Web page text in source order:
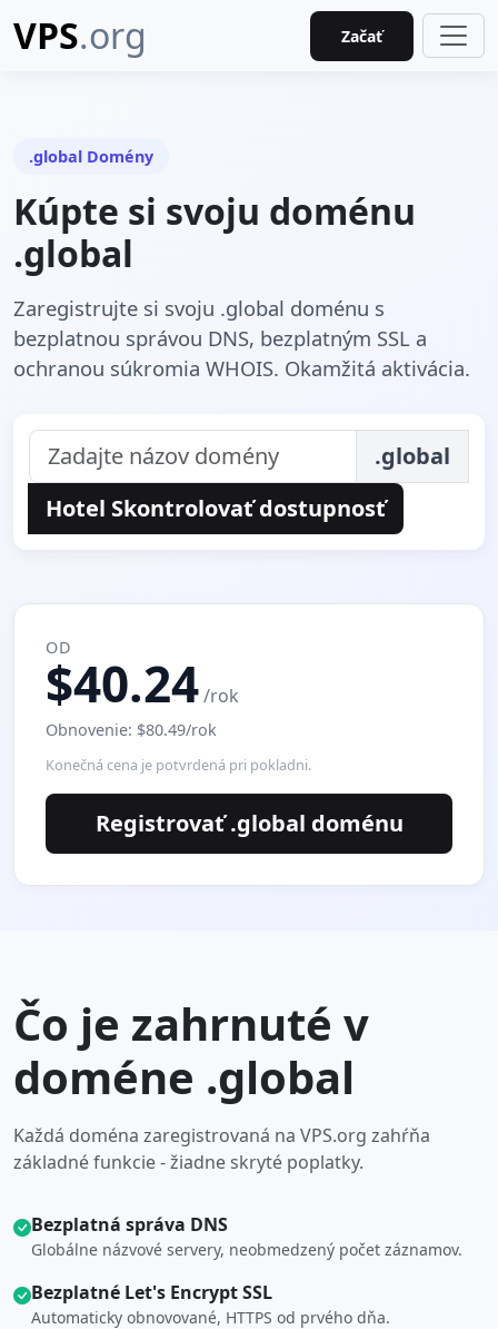
VPS.org Začať
.global Domény
Kúpte si svoju doménu
.global
Zaregistrujte si svoju .global doménu s
bezplatnou správou DNS, bezplatným SSL a
ochranou súkromia WHOIS. Okamžitá aktivácia.
.global
Hotel Skontrolovať dostupnosť
OD
$40.24/rok
Obnovenie: $80.49/rok
Konečná cena je potvrdená pri pokladni.
Registrovať .global doménu
Čo je zahrnuté v
doméne .global
Každá doména zaregistrovaná na VPS.org zahŕňa
základné funkcie - žiadne skryté poplatky.
Bezplatná správa DNS
Globálne názvové servery, neobmedzený počet záznamov.
Bezplatné Let's Encrypt SSL
Automaticky obnovované, HTTPS od prvého dňa.